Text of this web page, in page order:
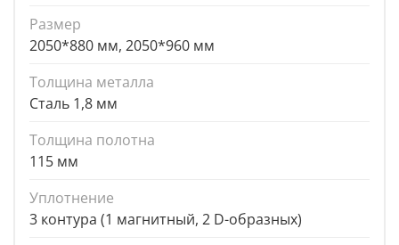
Размер
2050*880 мм, 2050*960 мм
Толщина металла
Сталь 1,8 мм
Толщина полотна
115 мм
Уплотнение
3 контура (1 магнитный, 2 D-образных)